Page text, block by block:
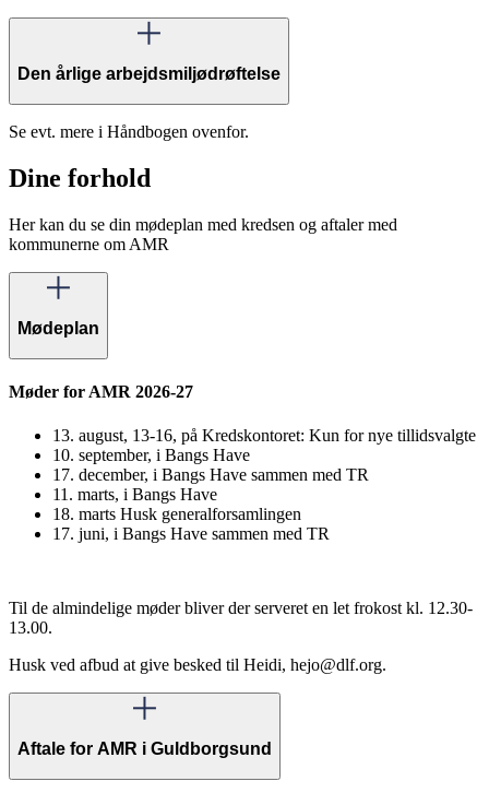
Den årlige arbejdsmiljødrøftelse
Se evt. mere i Håndbogen ovenfor.
Dine forhold
Her kan du se din mødeplan med kredsen og aftaler med
kommunerne om AMR
Mødeplan
Møder for AMR 2026-27
13. august, 13-16, på Kredskontoret: Kun for nye tillidsvalgte
10. september, i Bangs Have
17. december, i Bangs Have sammen med TR
11. marts, i Bangs Have
18. marts Husk generalforsamlingen
17. juni, i Bangs Have sammen med TR
Til de almindelige møder bliver der serveret en let frokost kl. 12.30-
13.00.
Husk ved afbud at give besked til Heidi, hejo@dlf.org.
Aftale for AMR i Guldborgsund